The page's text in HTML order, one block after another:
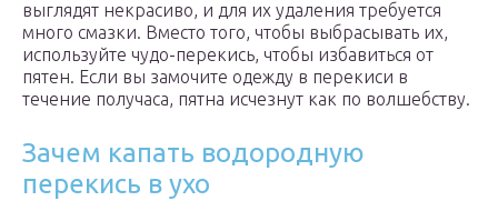
выглядят некрасиво, и для их удаления требуется
много смазки. Вместо того, чтобы выбрасывать их,
используйте чудо-перекись, чтобы избавиться от
пятен. Если вы замочите одежду в перекиси в
течение получаса, пятна исчезнут как по волшебству.
Зачем капать водородную
перекись в ухо